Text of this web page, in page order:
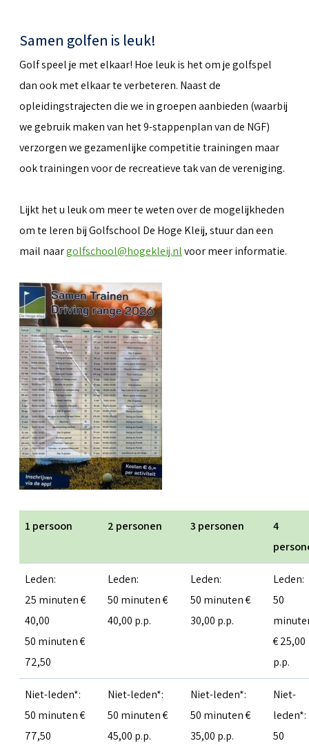
Samen golfen is leuk!
Golf speel je met elkaar! Hoe leuk is het om je golfspel
dan ook met elkaar te verbeteren. Naast de
opleidingstrajecten die we in groepen aanbieden (waarbij
we gebruik maken van het 9-stappenplan van de NGF)
verzorgen we gezamenlijke competitie trainingen maar
ook trainingen voor de recreatieve tak van de vereniging.
Lijkt het u leuk om meer te weten over de mogelijkheden
om te leren bij Golfschool De Hoge Kleij, stuur dan een
mail naargolfschool@hogekleij.nlvoor meer informatie.
1 persoon 2 personen 3 personen
4
Leden:
25 minuten €
40,00
50 minuten €
72,50
Leden:
50 minuten €
40,00 p.p.
Leden:
50 minuten €
30,00 p.p.
Leden:
50
€ 25,00
p.p.
Niet-leden*:
50 minuten €
77,50
Niet-leden*:
50 minuten €
45,00 p.p.
Niet-leden*:
50 minuten €
35,00 p.p.
Niet-
leden*:
50